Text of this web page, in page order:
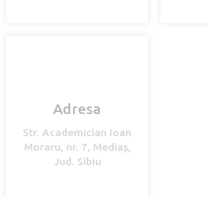
Adresa
Str. Academician Ioan
Moraru, nr. 7, Mediaș,
Jud. Sibiu